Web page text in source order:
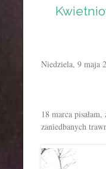
Niedziela, 9 maja
18 marca
zaniedbanych